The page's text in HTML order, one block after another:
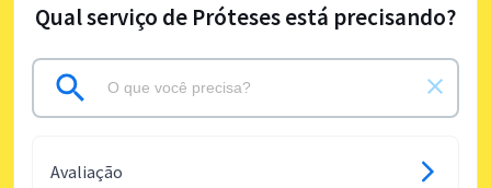
Qual serviço de Próteses está precisando?
Avaliação